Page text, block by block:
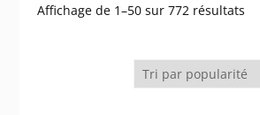
Affichage de 1–50 sur 772 résultatsTrié